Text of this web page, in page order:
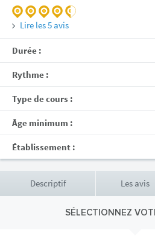
Lire les5 avis
Durée :
Rythme :
Type de cours :
Âge minimum :
Établissement :
Descriptif Les avis
SÉLECTIONNEZ